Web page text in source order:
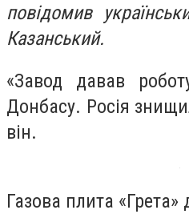
повідомив
Казанський.
«Завод давав
Донбасу. Росія
він.
Газова плита